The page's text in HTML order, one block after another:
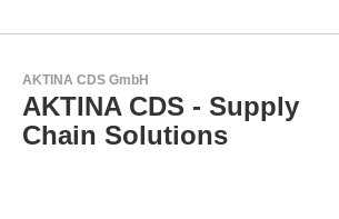
AKTINA CDS GmbH
AKTINA CDS - Supply
Chain Solutions